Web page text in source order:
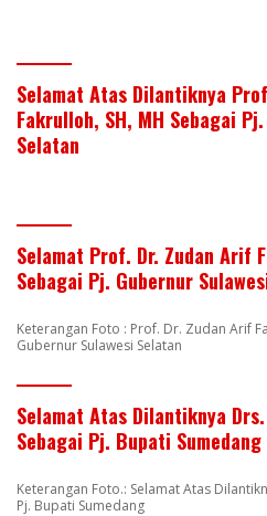
Selamat Atas Dilantiknya
Fakrulloh, SH, MH Sebagai
Selatan
Selamat Prof. Dr. Zudan Arif
Sebagai Pj. Gubernur
Keterangan Foto : Prof. Dr. Zudan Arif
Gubernur Sulawesi Selatan
Selamat Atas Dilantiknya
Sebagai Pj. Bupati Sumedang
Keterangan Foto.: Selamat Atas
Pj. Bupati Sumedang